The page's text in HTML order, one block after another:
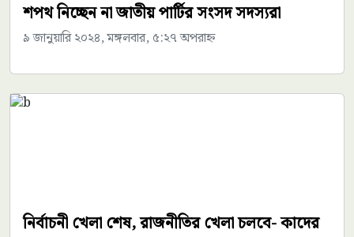
শপথ নিচ্ছেন না জাতীয় পার্টির সংসদ সদস্যরা
৯ জানুয়ারি ২০২৪, মঙ্গলবার, ৫:২৭ অপরাহ্ন
নির্বাচনী খেলা শেষ, রাজনীতির খেলা চলবে- কাদের